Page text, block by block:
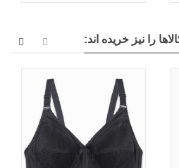
را نیز خریده اند: